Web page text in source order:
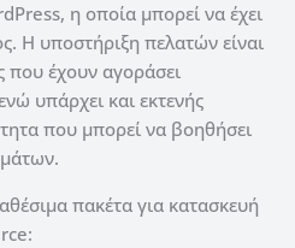
η οποία μπορεί να έχει
Η υποστήριξη πελατών είναι
που έχουν αγοράσει
υπάρχει και εκτενής
που μπορεί να βοηθήσει
πακέτα για κατασκευή